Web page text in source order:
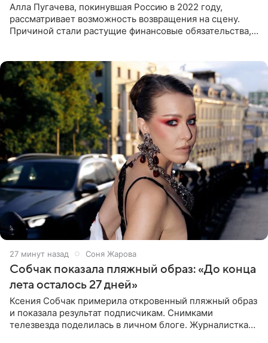
Алла Пугачева, покинувшая Россию в 2022 году,
рассматривает возможность возвращения на сцену.
Причиной стали растущие финансовые обязательства,
27 минут назад Соня Жарова
Собчак показала пляжный образ: «До конца
лета осталось 27 дней»
Ксения Собчак примерила откровенный пляжный образ
и показала результат подписчикам. Снимками
телезвезда поделилась в личном блоге. Журналистка